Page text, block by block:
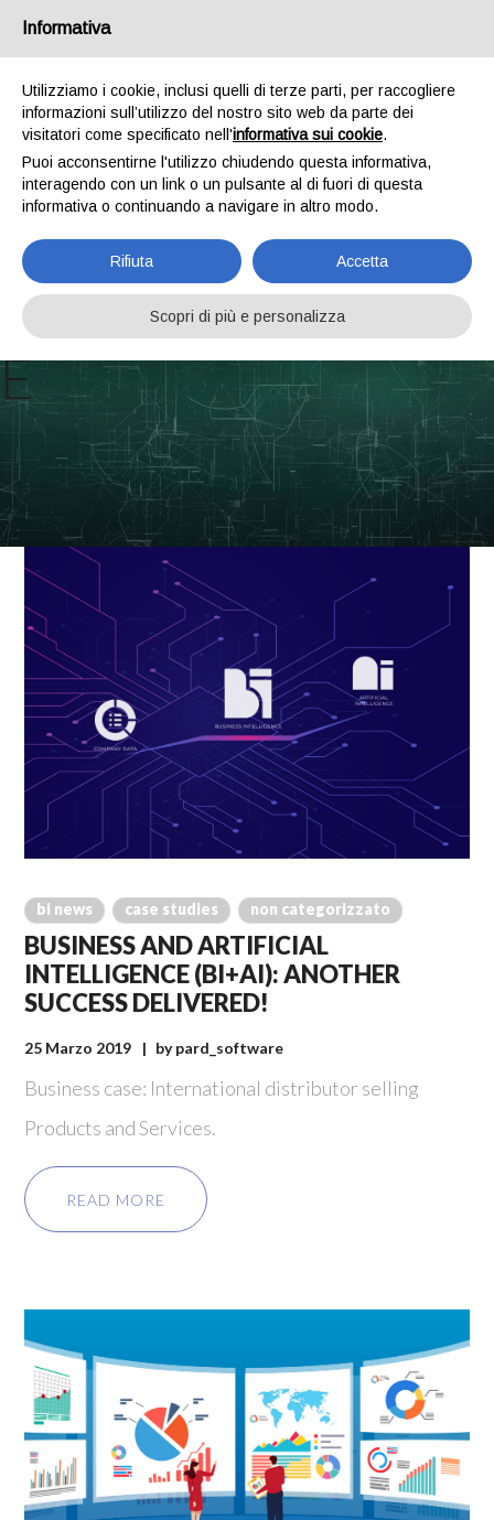
PARD_SOFTWAR
E
bi news case studies non categorizzato
BUSINESS AND ARTIFICIAL
INTELLIGENCE (BI+AI): ANOTHER
SUCCESS DELIVERED!
25 Marzo 2019 bypard_software
Business case: International distributor selling
Products and Services.
READ MORE
Informativa
Utilizziamo i cookie, inclusi quelli di terze parti, per raccogliere
informazioni sull’utilizzo del nostro sito web da parte dei
visitatori come specificato nell'informativa sui cookie.
Puoi acconsentirne l'utilizzo chiudendo questa informativa,
interagendo con un link o un pulsante al di fuori di questa
informativa o continuando a navigare in altro modo.
Rifiuta Accetta
Scopri di più e personalizza